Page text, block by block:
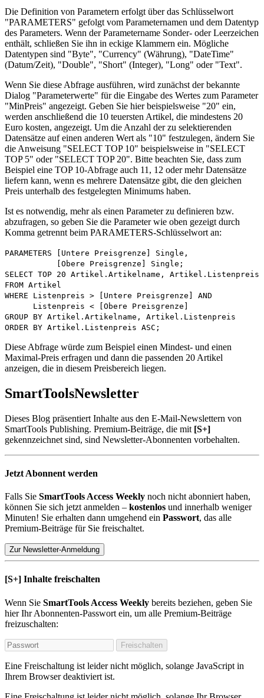
Die Definition von Parametern erfolgt über das Schlüsselwort
"PARAMETERS" gefolgt vom Parameternamen und dem Datentyp
des Parameters. Wenn der Parametername Sonder- oder Leerzeichen
enthält, schließen Sie ihn in eckige Klammern ein. Mögliche
Datentypen sind "Byte", "Currency" (Währung), "DateTime"
(Datum/Zeit), "Double", "Short" (Integer), "Long" oder "Text".
Wenn Sie diese Abfrage ausführen, wird zunächst der bekannte
Dialog "Parameterwerte" für die Eingabe des Wertes zum Parameter
"MinPreis" angezeigt. Geben Sie hier beispielsweise "20" ein,
werden anschließend die 10 teuersten Artikel, die mindestens 20
Euro kosten, angezeigt. Um die Anzahl der zu selektierenden
Datensätze auf einen anderen Wert als "10" festzulegen, ändern Sie
die Anweisung "SELECT TOP 10" beispielsweise in "SELECT
TOP 5" oder "SELECT TOP 20". Bitte beachten Sie, dass zum
Beispiel eine TOP 10-Abfrage auch 11, 12 oder mehr Datensätze
liefern kann, wenn es mehrere Datensätze gibt, die den gleichen
Preis unterhalb des festgelegten Minimums haben.
Ist es notwendig, mehr als einen Parameter zu definieren bzw.
abzufragen, so geben Sie die Parameter wie oben gezeigt durch
Komma getrennt beim PARAMETERS-Schlüsselwort an:
PARAMETERS [Untere Preisgrenze] Single,
[Obere Preisgrenze] Single;
SELECT TOP 20 Artikel.Artikelname, Artikel.Listenpreis
FROM Artikel
WHERE Listenpreis > [Untere Preisgrenze] AND
Listenpreis < [Obere Preisgrenze]
GROUP BY Artikel.Artikelname, Artikel.Listenpreis
ORDER BY Artikel.Listenpreis ASC;
Diese Abfrage würde zum Beispiel einen Mindest- und einen
Maximal-Preis erfragen und dann die passenden 20 Artikel
anzeigen, die in diesem Preisbereich liegen.
SmartToolsNewsletter
Dieses Blog präsentiert Inhalte aus den E-Mail-Newslettern von
SmartTools Publishing. Premium-Beiträge, die mit [S+]
gekennzeichnet sind, sind Newsletter-Abonnenten vorbehalten.
Jetzt Abonnent werden
Falls Sie SmartTools Access Weekly noch nicht abonniert haben,
können Sie sich jetzt anmelden – kostenlos und innerhalb weniger
Minuten! Sie erhalten dann umgehend ein Passwort, das alle
Premium-Beiträge für Sie freischaltet.
Zur Newsletter-Anmeldung
[S+] Inhalte freischalten
Wenn Sie SmartTools Access Weekly bereits beziehen, geben Sie
hier Ihr Abonnenten-Passwort ein, um alle Premium-Beiträge
freizuschalten:
Freischalten
Eine Freischaltung ist leider nicht möglich, solange JavaScript in
Ihrem Browser deaktiviert ist.